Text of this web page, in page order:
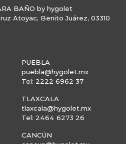
BAÑO by hygolet
Atoyac, Benito Juárez, 03310
PUEBLA
puebla@hygolet.mx
Tel: 2222 6962 37
TLAXCALA
tlaxcala@hygolet.mx
Tel: 2464 6273 26
CANCÚN